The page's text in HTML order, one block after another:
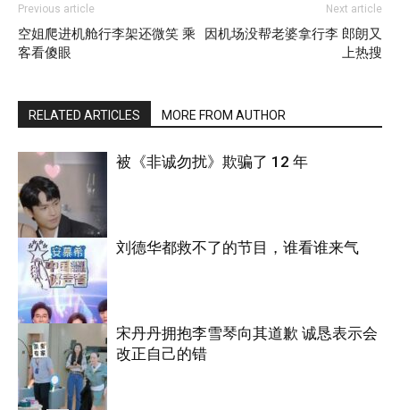
Previous article
空姐爬进机舱行李架还微笑 乘
客看傻眼
Next article
因机场没帮老婆拿行李 郎朗又
上热搜
RELATED ARTICLES MORE FROM AUTHOR
综艺
被《非诚勿扰》欺骗了 12 年
综艺
刘德华都救不了的节目，谁看谁来气
宋丹丹拥抱李雪琴向其道歉 诚恳表示会
改正自己的错